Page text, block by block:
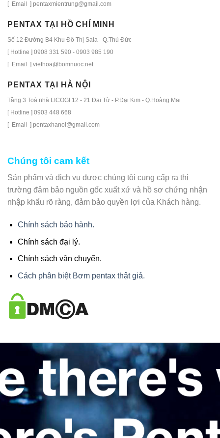
[ Email ] pentaxmientrung@gmail.com
PENTAX TẠI HỒ CHÍ MINH
Số 12 Đường B4 Khu Đô Thị Sala - Q.Thủ Đức
[ Hotline ] 0908 331 590 - 0903 985 190
[ Email ] viethoa@bomnuoc.net
PENTAX TẠI HÀ NỘI
Tầng 3 Toà nhà LICOGI 12 - 21 Đại Từ - P.Đại Kim - Q.Hoàng Mai
[ Hotline ] 0903 448 668
[ Email ] pentaxhanoi@gmail.com
Chúng tôi cam kết
Sản phẩm và dịch vụ được chúng tôi cung cấp ra thị
trường đảm bảo nguồn gốc xuất xứ và hồ sơ chứng nhận
nhập khẩu rõ ràng, đảm bảo quyền lợi của Khách hàng.
Chính sách bảo hành.
Chính sách đại lý.
Chính sách vận chuyển.
Cách phân biệt Bơm pentax thật giả.